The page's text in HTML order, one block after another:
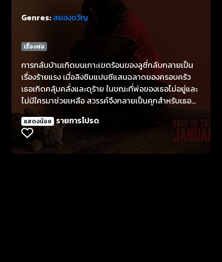
Genres: สยองขวัญ
เรื่องย่อ
การกลับบ้านเกิดบนเกาะเขตร้อนของลูซี่กลับกลายเป็น
เรื่องร้ายแรง เมื่อลิงชิมแปนซีแสนฉลาดของครอบครัว
เธอเกิดคลุ้มคลั่งและดุร้าย ในขณะที่พ่อของเธอไม่อยู่และ
ไม่มีใครมาช่วยเหลือ สวรรค์จึงกลายเป็นคุกสำหรับเธอ
และเพื่อนๆ ที่ต้องต่อสู้เพื่อเอาชีวิตรอดจากสัตว์ร้ายที่
พวกเขาเคยไว้ใจ
แสดงน้อย รายการโปรด